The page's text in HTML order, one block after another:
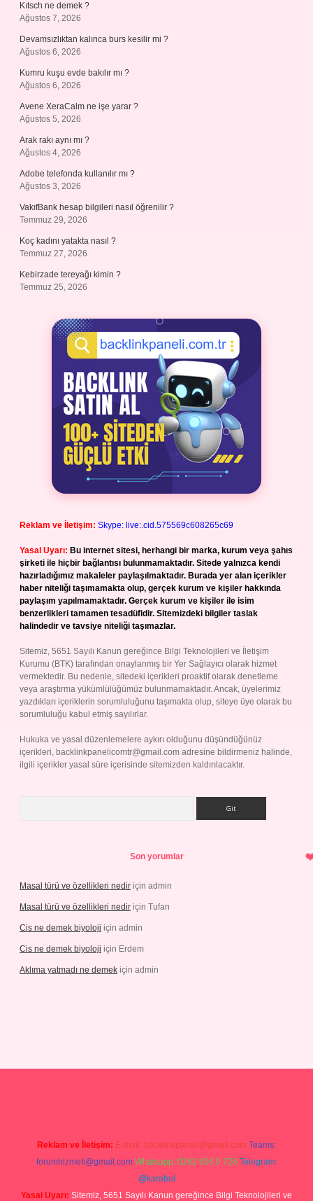
Kıtsch ne demek ?
Ağustos 7, 2026
Devamsızlıktan kalınca burs kesilir mi ?
Ağustos 6, 2026
Kumru kuşu evde bakılır mı ?
Ağustos 6, 2026
Avene XeraCalm ne işe yarar ?
Ağustos 5, 2026
Arak rakı aynı mı ?
Ağustos 4, 2026
Adobe telefonda kullanılır mı ?
Ağustos 3, 2026
VakıfBank hesap bilgileri nasıl öğrenilir ?
Temmuz 29, 2026
Koç kadını yatakta nasıl ?
Temmuz 27, 2026
Kebirzade tereyağı kimin ?
Temmuz 25, 2026
Reklam ve İletişim: Skype: live:.cid.575569c608265c69
Yasal Uyarı: Bu internet sitesi, herhangi bir marka, kurum veya şahıs
şirketi ile hiçbir bağlantısı bulunmamaktadır. Sitede yalnızca kendi
hazırladığımız makaleler paylaşılmaktadır. Burada yer alan içerikler
haber niteliği taşımamakta olup, gerçek kurum ve kişiler hakkında
paylaşım yapılmamaktadır. Gerçek kurum ve kişiler ile isim
benzerlikleri tamamen tesadüfidir. Sitemizdeki bilgiler taslak
halindedir ve tavsiye niteliği taşımazlar.
Sitemiz, 5651 Sayılı Kanun gereğince Bilgi Teknolojileri ve İletişim
Kurumu (BTK) tarafından onaylanmış bir Yer Sağlayıcı olarak hizmet
vermektedir. Bu nedenle, sitedeki içerikleri proaktif olarak denetleme
veya araştırma yükümlülüğümüz bulunmamaktadır. Ancak, üyelerimiz
yazdıkları içeriklerin sorumluluğunu taşımakta olup, siteye üye olarak bu
sorumluluğu kabul etmiş sayılırlar.
Hukuka ve yasal düzenlemelere aykırı olduğunu düşündüğünüz
içerikleri, backlinkpanelicomtr@gmail.com adresine bildirmeniz halinde,
ilgili içerikler yasal süre içerisinde sitemizden kaldırılacaktır.
Son yorumlar
Masal türü ve özellikleri nedir için admin
Masal türü ve özellikleri nedir için Tufan
Cis ne demek biyoloji için admin
Cis ne demek biyoloji için Erdem
Aklıma yatmadı ne demek için admin
Reklam ve İletişim: E-mail: backlinkpaneli@gmail.com Teams:
forumhizmeti@gmail.com Whatsapp: 0262 606 0 726 Telegram:
@karabul
Yasal Uyarı: Sitemiz, 5651 Sayılı Kanun gereğince Bilgi Teknolojileri ve